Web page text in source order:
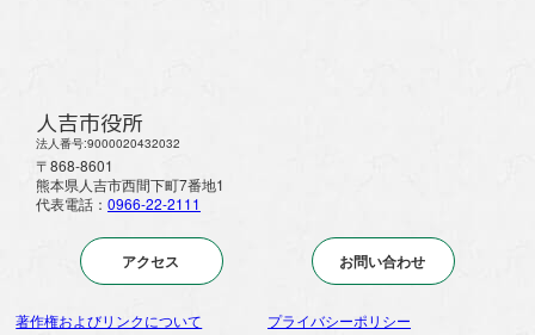
人吉市役所
法人番号:9000020432032
〒868-8601
熊本県人吉市西間下町7番地1
代表電話： 0966-22-2111
アクセス お問い合わせ
著作権およびリンクについて
プライバシーポリシー